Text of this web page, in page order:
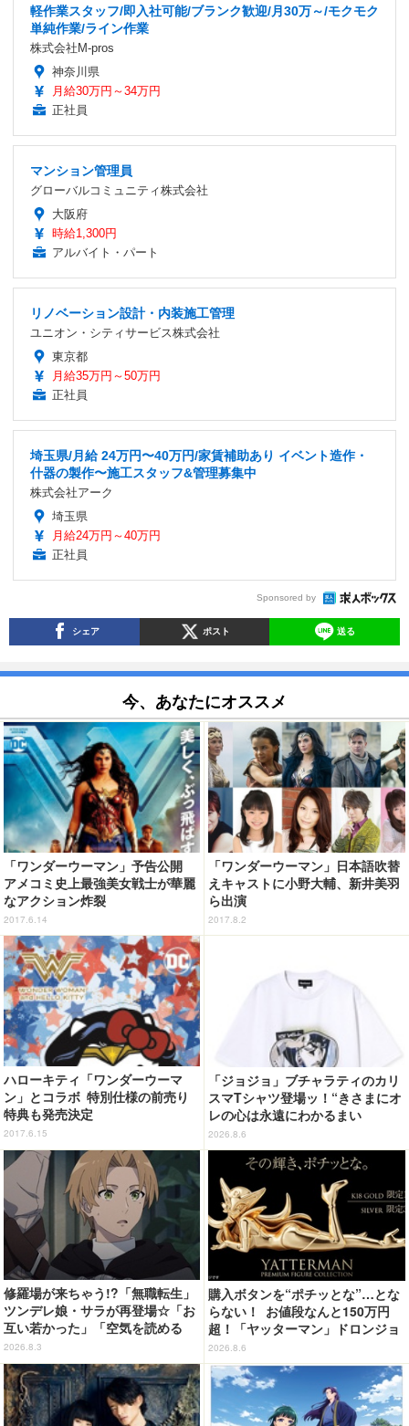
軽作業スタッフ/即入社可能/ブランク歓迎/月30万～/モクモク
単純作業/ライン作業
株式会社M-pros
神奈川県
月給30万円～34万円
正社員
マンション管理員
グローバルコミュニティ株式会社
大阪府
時給1,300円
アルバイト・パート
リノベーション設計・内装施工管理
ユニオン・シティサービス株式会社
東京都
月給35万円～50万円
正社員
埼玉県/月給 24万円〜40万円/家賃補助あり イベント造作・
什器の製作〜施工スタッフ&管理募集中
株式会社アーク
埼玉県
月給24万円～40万円
正社員
Sponsored by
シェア ポスト 送る
今、あなたにオススメ
「ワンダーウーマン」予告公開
アメコミ史上最強美女戦士が華麗
なアクション炸裂
2017.6.14
「ワンダーウーマン」日本語吹替
えキャストに小野大輔、新井美羽
ら出演
2017.8.2
ハローキティ「ワンダーウーマ
ン」とコラボ 特別仕様の前売り
特典も発売決定
2017.6.15
「ジョジョ」ブチャラティのカリ
スマTシャツ登場ッ！“きさまにオ
レの心は永遠にわかるまい
ッ！”や感動のクライマックスを
デザイン
2026.8.6
修羅場が来ちゃう!?「無職転生」
ツンデレ娘・サラが再登場☆「お
互い若かった」「空気を読める
嫁」「嫁が3人になりそうなフラ
グ」【第6話ネタバレあり反応ま
とめ】
2026.8.3
購入ボタンを“ポチッとな”…とな
らない！ お値段なんと150万円
超！「ヤッターマン」ドロンジョ
様が黄金の輝きをまといミニフィ
ギュア化 ヤッターワン&おだてブ
タも
2026.8.6